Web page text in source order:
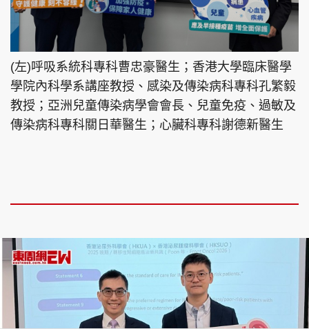
(左)呼吸系統科專科曹忠豪醫生；香港大學臨床醫學
學院內科學系講座教授、感染及傳染病科專科孔繁毅
教授；亞洲兒童傳染病學會會長、兒童免疫、過敏及
傳染病科專科關日華醫生；心臟科專科謝德新醫生